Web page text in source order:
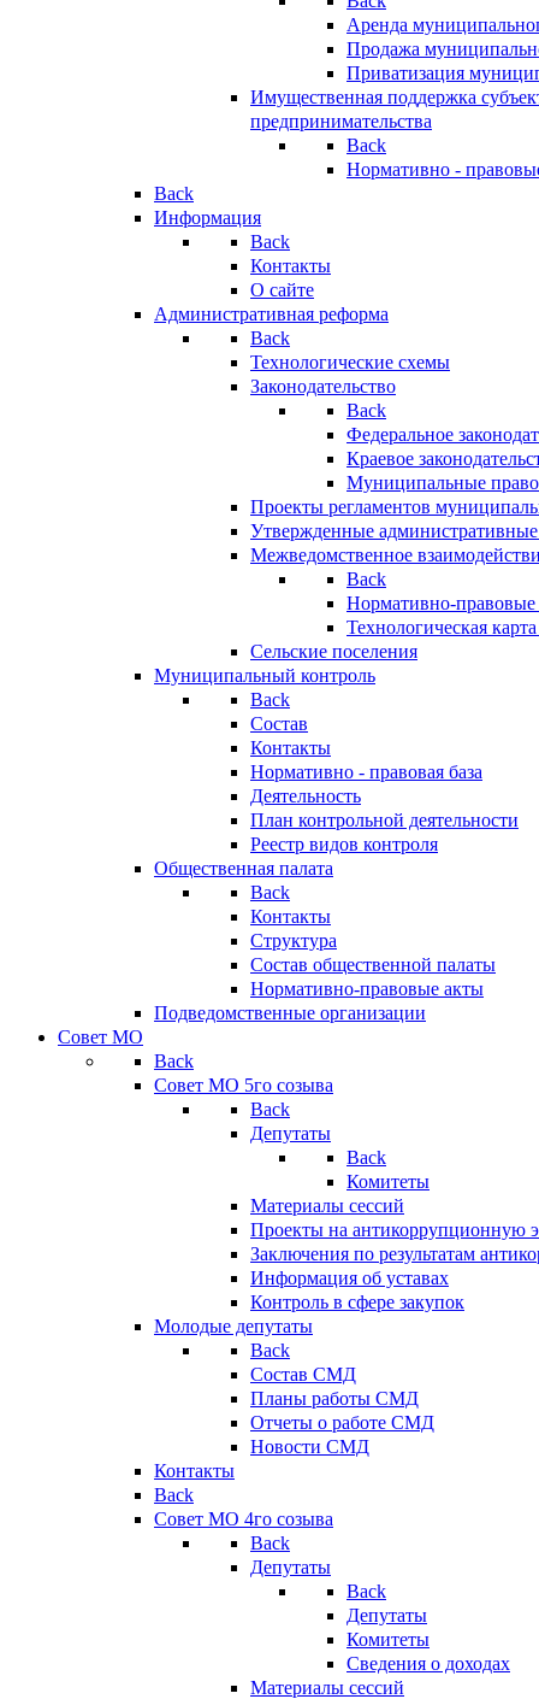
Аренда
Продажа
Приватизация
Имущественная поддержка
предпринимательства
Back
Нормативно -
Back
Информация
Back
Контакты
О сайте
Административная реформа
Back
Технологические схемы
Законодательство
Back
Федеральное
Краевое
Муниципальные
Проекты регламентов
Утвержденные
Межведомственное
Back
Нормативно-правовые
Технологическая
Сельские поселения
Муниципальный контроль
Back
Состав
Контакты
Нормативно - правовая база
Деятельность
План контрольной деятельности
Реестр видов контроля
Общественная палата
Back
Контакты
Структура
Состав общественной палаты
Нормативно-правовые акты
Подведомственные организации
Совет МО
Back
Совет МО 5го созыва
Back
Депутаты
Back
Комитеты
Материалы сессий
Проекты на антикоррупционную
Заключения по результатам
Информация об уставах
Контроль в сфере закупок
Молодые депутаты
Back
Состав СМД
Планы работы СМД
Отчеты о работе СМД
Новости СМД
Контакты
Back
Совет МО 4го созыва
Back
Депутаты
Back
Депутаты
Комитеты
Сведения о доходах
Материалы сессий